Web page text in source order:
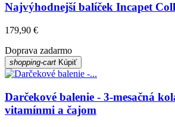
Najvýhodnejší balíček Incapet
179,90 €
Doprava zadarmo
shopping-cart Kúpiť
Darčekové balenie - 3-mesačná
vitamínmi a čajom